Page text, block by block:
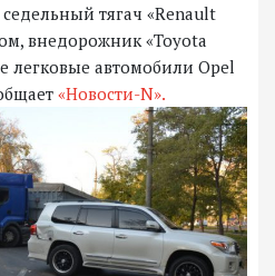
тягач «Renault
внедорожник «Toyota
легковые автомобили Opel
«Новости-N».